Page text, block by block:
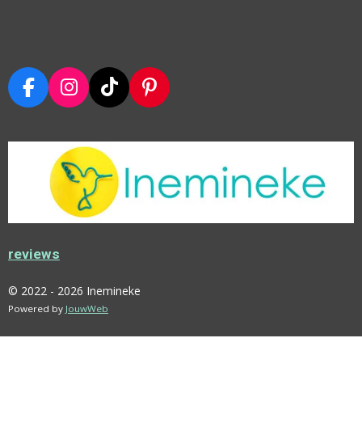
F
A
I
N
T
A
R
T
I
T
O
K
P
I
E
R
reviews
© 2022 - 2026 Inemineke
Powered by JouwWeb